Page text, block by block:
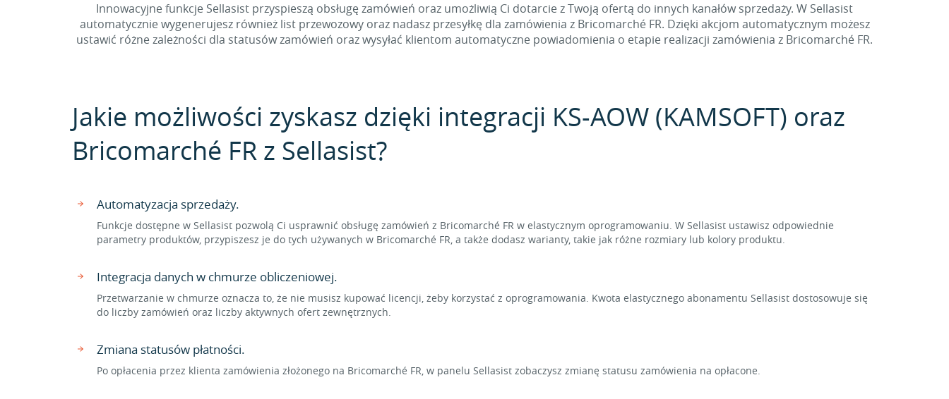
Innowacyjne funkcje Sellasist przyspieszą obsługę zamówień oraz umożliwią Ci dotarcie z Twoją ofertą do innych kanałów sprzedaży. W Sellasist
automatycznie wygenerujesz również list przewozowy oraz nadasz przesyłkę dla zamówienia z Bricomarché FR. Dzięki akcjom automatycznym możesz
ustawić różne zależności dla statusów zamówień oraz wysyłać klientom automatyczne powiadomienia o etapie realizacji zamówienia z Bricomarché FR.
Jakie możliwości zyskasz dzięki integracji KS-AOW (KAMSOFT) oraz
Bricomarché FR z Sellasist?
Automatyzacja sprzedaży.
Funkcje dostępne w Sellasist pozwolą Ci usprawnić obsługę zamówień z Bricomarché FR w elastycznym oprogramowaniu. W Sellasist ustawisz odpowiednie
parametry produktów, przypiszesz je do tych używanych w Bricomarché FR, a także dodasz warianty, takie jak różne rozmiary lub kolory produktu.
Integracja danych w chmurze obliczeniowej.
Przetwarzanie w chmurze oznacza to, że nie musisz kupować licencji, żeby korzystać z oprogramowania. Kwota elastycznego abonamentu Sellasist dostosowuje się
do liczby zamówień oraz liczby aktywnych ofert zewnętrznych.
Zmiana statusów płatności.
Po opłacenia przez klienta zamówienia złożonego na Bricomarché FR, w panelu Sellasist zobaczysz zmianę statusu zamówienia na opłacone.